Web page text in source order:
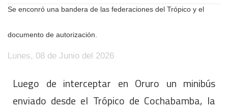
Se enconró una bandera de las federaciones del Trópico y el
documento de autorización.
Lunes, 08 de Junio del 2026
Luego de interceptar en Oruro un minibús
enviado desde el Trópico de Cochabamba, la